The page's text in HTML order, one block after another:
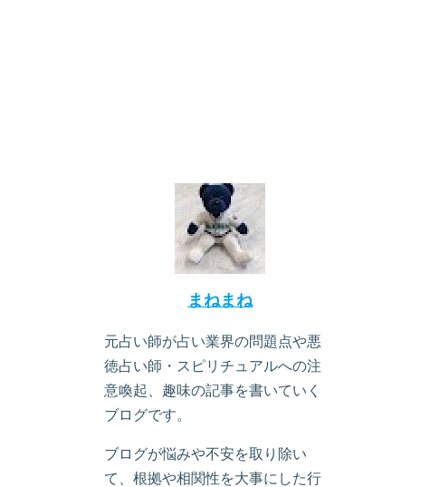
まねまね
元占い師が占い業界の問題点や悪
徳占い師・スピリチュアルへの注
意喚起、趣味の記事を書いていく
ブログです。
ブログが悩みや不安を取り除い
て、根拠や相関性を大事にした行